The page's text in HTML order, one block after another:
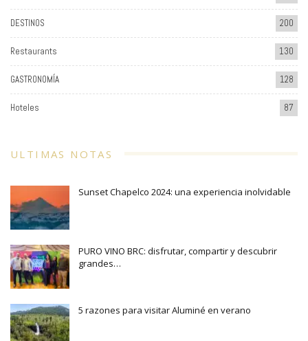
DESTINOS 200
Restaurants 130
GASTRONOMÍA 128
Hoteles 87
ULTIMAS NOTAS
Sunset Chapelco 2024: una experiencia inolvidable
PURO VINO BRC: disfrutar, compartir y descubrir
grandes…
5 razones para visitar Aluminé en verano